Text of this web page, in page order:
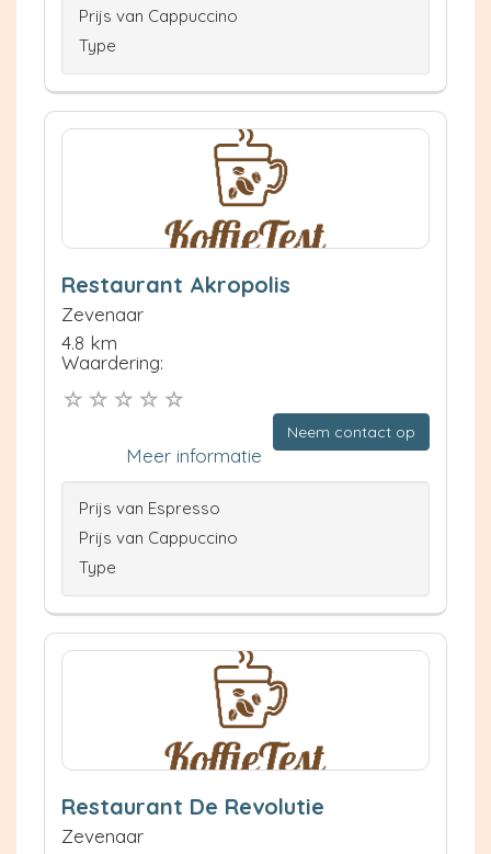
Prijs van Cappuccino
Type
Restaurant Akropolis
Zevenaar
4.8 km
Waardering:
Neem contact op
Meer informatie
Prijs van Espresso
Prijs van Cappuccino
Type
Restaurant De Revolutie
Zevenaar